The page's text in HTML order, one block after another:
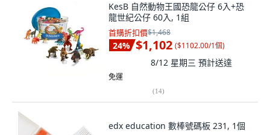
KesB 自然動物王國恐龍公仔 6入+恐
龍世紀公仔 60入, 1組
首購折扣價$1,468
24% $1,102 ($1102.00/1個)
8/12 星期三 預計送達
免運
(14)
edx education 數棒號碼板 231, 1個